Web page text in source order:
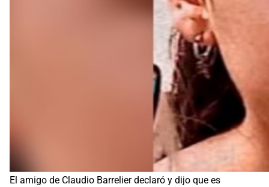
El amigo de Claudio Barrelier declaró y dijo que es